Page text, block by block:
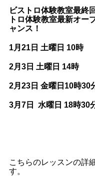
ビストロ体験教室最終
トロ体験教室最新オー
ャンス！
1月21日 土曜日 10時
2月3日 土曜日 14時
2月23日 金曜日10時30
3月7日 水曜日 18時30
こちらのレッスンの詳
す。